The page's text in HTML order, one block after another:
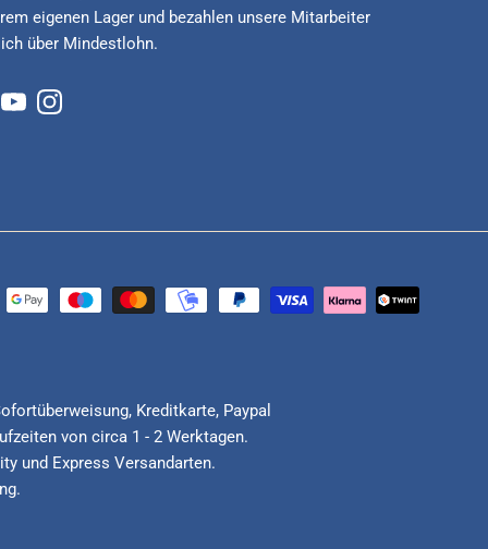
eigenen Lager und bezahlen unsere Mitarbeiter
über Mindestlohn.
YouTubeInstagram
Kreditkarte, Paypal
von circa 1 - 2 Werktagen.
und Express Versandarten.